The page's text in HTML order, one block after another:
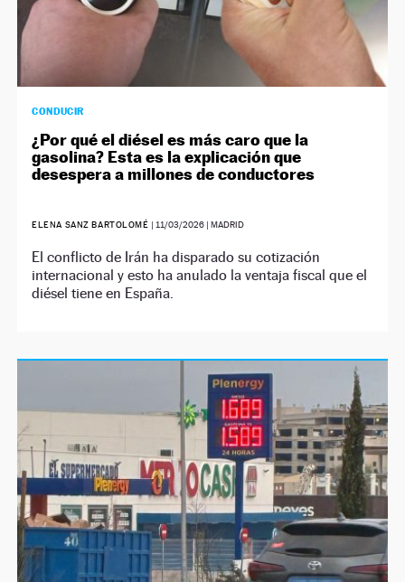
CONDUCIR
¿Por qué el diésel es más caro que la
gasolina? Esta es la explicación que
desespera a millones de conductores
ELENA SANZ BARTOLOMÉ | 11/03/2026| MADRID
El conflicto de Irán ha disparado su cotización
internacional y esto ha anulado la ventaja fiscal que el
diésel tiene en España.